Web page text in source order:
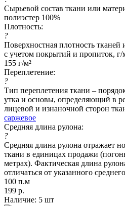
Сырьевой состав ткани или
полиэстер 100%
Плотность:
?
Поверхностная плотность тканей
с учетом покрытий и пропиток, г/
155 г/м²
Переплетение:
?
Тип переплетения ткани –
утка и основы, определяющий в
лицевой и изнаночной сторон
саржевое
Средняя длина рулона:
?
Средняя длина рулона отражает
ткани в единицах продажи
метрах). Фактическая длина
отличаться от указанного
100 п.м
199 р.
Наличие: 5 шт